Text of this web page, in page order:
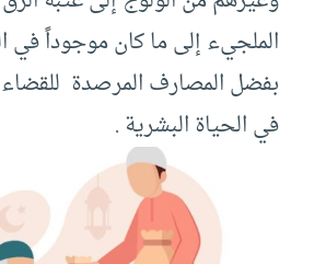
الملجيء إلى ما كان موجوداً في
بفضل المصارف المرصدة للقضاء
في الحياة البشرية .